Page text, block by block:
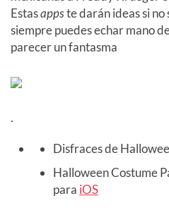
Estasappste darán ideas si
siempre puedes echar mano
parecer un fantasma
.
Disfraces de
Halloween Costume
para iOS